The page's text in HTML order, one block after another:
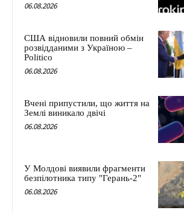
06.08.2026
США відновили повний обмін
розвідданими з Україною –
Politico
06.08.2026
Вчені припустили, що життя на
Землі виникало двічі
06.08.2026
У Молдові виявили фрагменти
безпілотника типу "Герань-2"
06.08.2026